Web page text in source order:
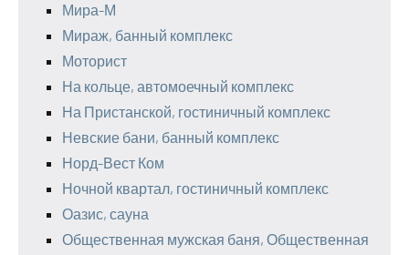
Мира-М
Мираж, банный комплекс
Моторист
На кольце, автомоечный комплекс
На Пристанской, гостиничный комплекс
Невские бани, банный комплекс
Норд-Вест Ком
Ночной квартал, гостиничный комплекс
Оазис, сауна
Общественная мужская баня, Общественная